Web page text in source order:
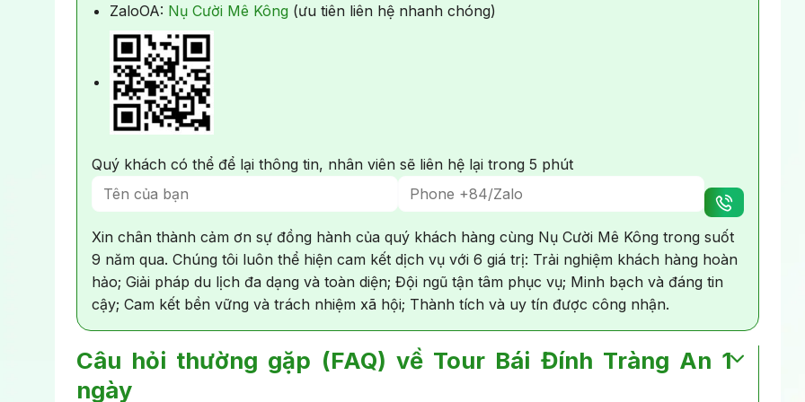
ZaloOA: Nụ Cười Mê Kông (ưu tiên liên hệ nhanh chóng)
Quý khách có thể để lại thông tin, nhân viên sẽ liên hệ lại trong 5 phút
Xin chân thành cảm ơn sự đồng hành của quý khách hàng cùng Nụ Cười Mê Kông trong suốt
9 năm qua. Chúng tôi luôn thể hiện cam kết dịch vụ với 6 giá trị: Trải nghiệm khách hàng hoàn
hảo; Giải pháp du lịch đa dạng và toàn diện; Đội ngũ tận tâm phục vụ; Minh bạch và đáng tin
cậy; Cam kết bền vững và trách nhiệm xã hội; Thành tích và uy tín được công nhận.
Câu hỏi thường gặp (FAQ) về Tour Bái Đính Tràng An 1
ngày